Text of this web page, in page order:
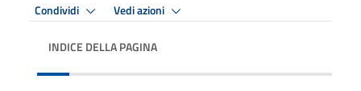
Condividi Vedi azioni
INDICE DELLA PAGINA